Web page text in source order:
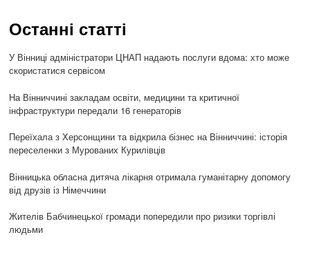
Останні статті
У Вінниці адміністратори ЦНАП надають послуги вдома: хто може
скористатися сервісом
На Вінниччині закладам освіти, медицини та критичної
інфраструктури передали 16 генераторів
Переїхала з Херсонщини та відкрила бізнес на Вінниччині: історія
переселенки з Мурованих Курилівців
Вінницька обласна дитяча лікарня отримала гуманітарну допомогу
від друзів із Німеччини
Жителів Бабчинецької громади попередили про ризики торгівлі
людьми